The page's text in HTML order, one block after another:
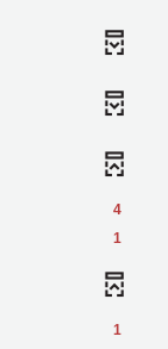
4
1
1